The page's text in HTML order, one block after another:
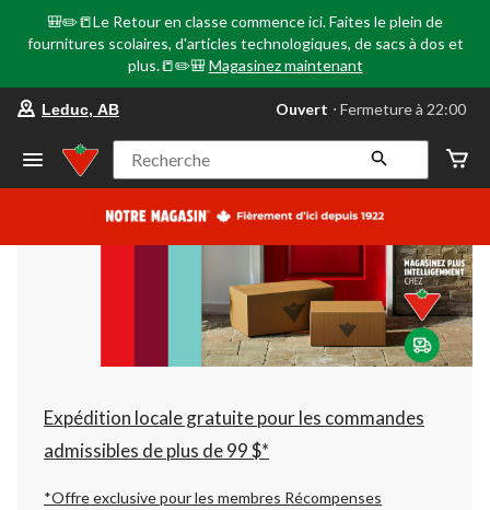
🎒✏️📒Le Retour en classe commence ici. Faites le plein de
fournitures scolaires, d'articles technologiques, de sacs à dos et
plus.📒✏️🎒 Magasinez maintenant
votre
préféré
Leduc,
AB,
courament
Fermeture
à
22:00
cliquer
pour
changer
Leduc, AB Ouvert ⋅ Fermeture à 22:00
Recherche
Expédition locale gratuite pour les commandes
admissibles de plus de 99 $*
*Offre exclusive pour les membres Récompenses